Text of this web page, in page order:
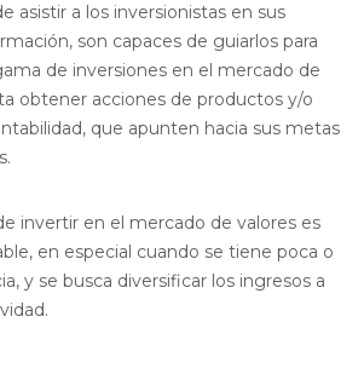
asistir a los inversionistas en sus
son capaces de guiarlos para
de inversiones en el mercado de
obtener acciones de productos y/o
que apunten hacia sus metas
invertir en el mercado de valores es
en especial cuando se tiene poca o
y se busca diversificar los ingresos a